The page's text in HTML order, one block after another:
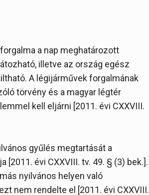
a nap meghatározott
illetve az ország egész
A légijárművek forgalmának
törvény és a magyar légtér
kell eljárni [2011. évi CXXVIII.
gyűlés megtartását a
évi CXXVIII. tv. 49. § (3) bek.].
nyilvános helyen való
nem rendelte el [2011. évi CXXVIII.